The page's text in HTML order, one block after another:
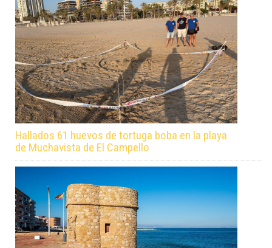
Hallados 61 huevos de tortuga boba en la playa
de Muchavista de El Campello